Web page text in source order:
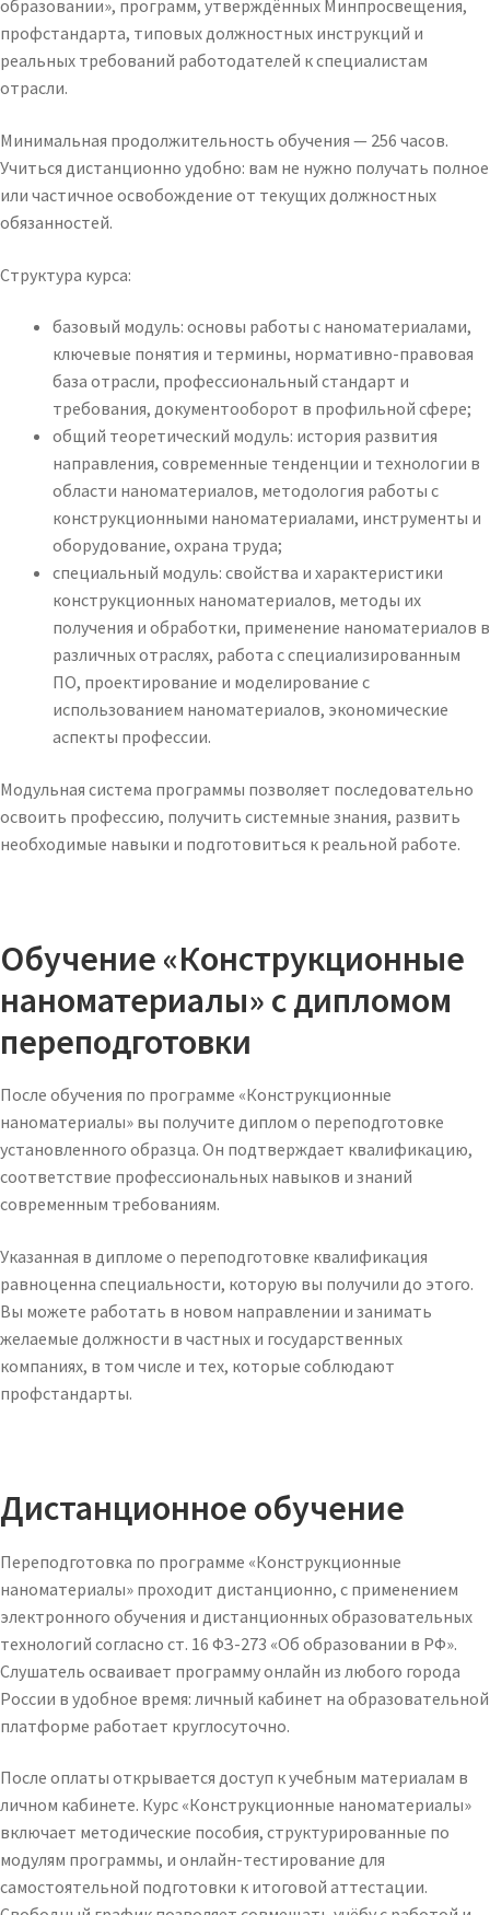
образовании», программ, утверждённых Минпросвещения,
профстандарта, типовых должностных инструкций и
реальных требований работодателей к специалистам
отрасли.
Минимальная продолжительность обучения — 256 часов.
Учиться дистанционно удобно: вам не нужно получать полное
или частичное освобождение от текущих должностных
обязанностей.
Структура курса:
базовый модуль: основы работы с наноматериалами,
ключевые понятия и термины, нормативно-правовая
база отрасли, профессиональный стандарт и
требования, документооборот в профильной сфере;
общий теоретический модуль: история развития
направления, современные тенденции и технологии в
области наноматериалов, методология работы с
конструкционными наноматериалами, инструменты и
оборудование, охрана труда;
специальный модуль: свойства и характеристики
конструкционных наноматериалов, методы их
получения и обработки, применение наноматериалов в
различных отраслях, работа с специализированным
ПО, проектирование и моделирование с
использованием наноматериалов, экономические
аспекты профессии.
Модульная система программы позволяет последовательно
освоить профессию, получить системные знания, развить
необходимые навыки и подготовиться к реальной работе.
Обучение «Конструкционные
наноматериалы» с дипломом
переподготовки
После обучения по программе «Конструкционные
наноматериалы» вы получите диплом о переподготовке
установленного образца. Он подтверждает квалификацию,
соответствие профессиональных навыков и знаний
современным требованиям.
Указанная в дипломе о переподготовке квалификация
равноценна специальности, которую вы получили до этого.
Вы можете работать в новом направлении и занимать
желаемые должности в частных и государственных
компаниях, в том числе и тех, которые соблюдают
профстандарты.
Дистанционное обучение
Переподготовка по программе «Конструкционные
наноматериалы» проходит дистанционно, с применением
электронного обучения и дистанционных образовательных
технологий согласно ст. 16 ФЗ-273 «Об образовании в РФ».
Слушатель осваивает программу онлайн из любого города
России в удобное время: личный кабинет на образовательной
платформе работает круглосуточно.
После оплаты открывается доступ к учебным материалам в
личном кабинете. Курс «Конструкционные наноматериалы»
включает методические пособия, структурированные по
модулям программы, и онлайн-тестирование для
самостоятельной подготовки к итоговой аттестации.